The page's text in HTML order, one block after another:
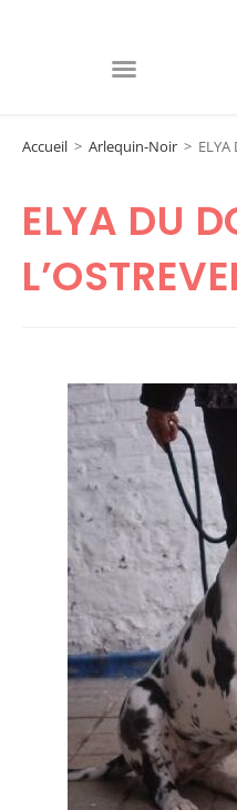
Accueil > Arlequin-Noir > ELYA
ELYA DU